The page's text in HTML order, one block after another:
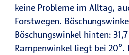
keine Probleme im Alltag,
Forstwegen.
Böschungswinkel hinten:
Rampenwinkel liegt bei 20°.